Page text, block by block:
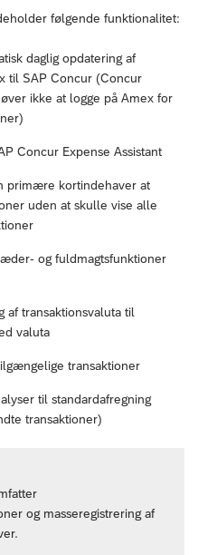
følgende funktionalitet:
daglig opdatering af
til SAP Concur (Concur
ikke at logge på Amex for
Concur Expense Assistant
primære kortindehaver at
uden at skulle vise alle
og fuldmagtsfunktioner
af transaktionsvaluta til
valuta
transaktioner
til standardafregning
transaktioner)
og masseregistrering af